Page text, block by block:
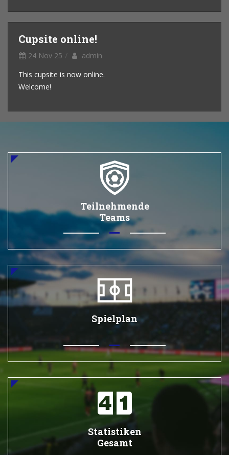
Cupsite online!
24 Nov 25
admin
This cupsite is now online.
Welcome!
Teilnehmende
Teams
Spielplan
Statistiken
Gesamt